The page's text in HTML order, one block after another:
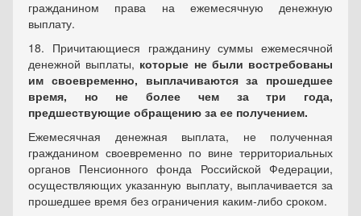
гражданином права на ежемесячную денежную
выплату.
18. Причитающиеся гражданину суммы ежемесячной
денежной выплаты, которые не были востребованы
им своевременно, выплачиваются за прошедшее
время, но не более чем за три года,
предшествующие обращению за ее получением.
Ежемесячная денежная выплата, не полученная
гражданином своевременно по вине территориальных
органов Пенсионного фонда Российской Федерации,
осуществляющих указанную выплату, выплачивается за
прошедшее время без ограничения каким-либо сроком.